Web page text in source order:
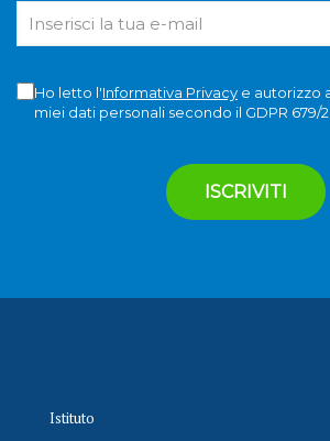
Ho letto l'Informativa Privacye autorizzo
miei dati personali secondo il GDPR 679/
Istituto